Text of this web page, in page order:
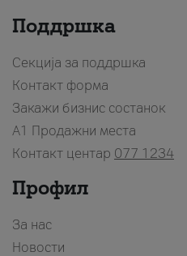
Поддршка
Секција за поддршка
Контакт форма
Закажи бизнис состанок
A1 Продажни места
Контакт центар 077 1234
Профил
За нас
Новости